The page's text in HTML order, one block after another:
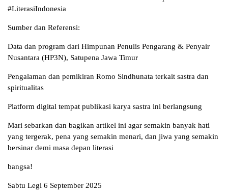
#LiterasiIndonesia
Sumber dan Referensi:
Data dan program dari Himpunan Penulis Pengarang & Penyair
Nusantara (HP3N), Satupena Jawa Timur
Pengalaman dan pemikiran Romo Sindhunata terkait sastra dan
spiritualitas
Platform digital tempat publikasi karya sastra ini berlangsung
Mari sebarkan dan bagikan artikel ini agar semakin banyak hati
yang tergerak, pena yang semakin menari, dan jiwa yang semakin
bersinar demi masa depan literasi
bangsa!
Sabtu Legi 6 September 2025